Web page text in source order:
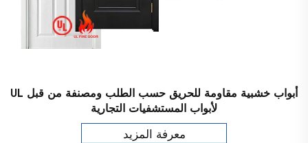
أبواب خشبية مقاومة للحريق حسب الطلب ومصنفة من قبل UL
لأبواب المستشفيات التجارية
معرفة المزيد